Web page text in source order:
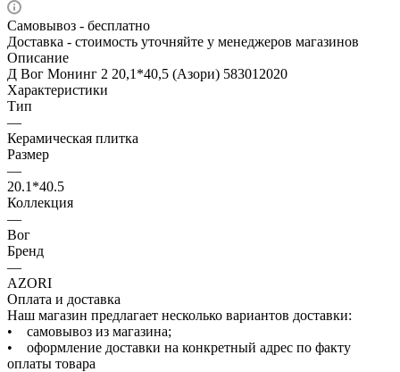
Самовывоз - бесплатно
Доставка - стоимость уточняйте у менеджеров магазинов
Описание
Д Вог Монинг 2 20,1*40,5 (Азори) 583012020
Характеристики
Тип
—
Керамическая плитка
Размер
—
20.1*40.5
Коллекция
—
Вог
Бренд
—
AZORI
Оплата и доставка
Наш магазин предлагает несколько вариантов доставки:
• самовывоз из магазина;
• оформление доставки на конкретный адрес по факту
оплаты товара